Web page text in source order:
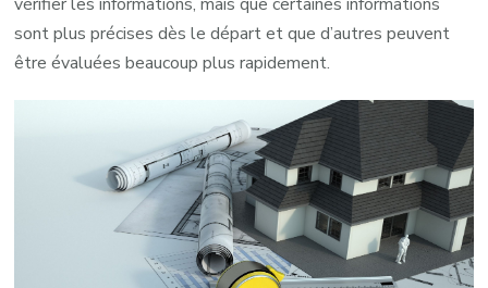
sont plus précises dès le départ et que d’autres peuvent
être évaluées beaucoup plus rapidement.